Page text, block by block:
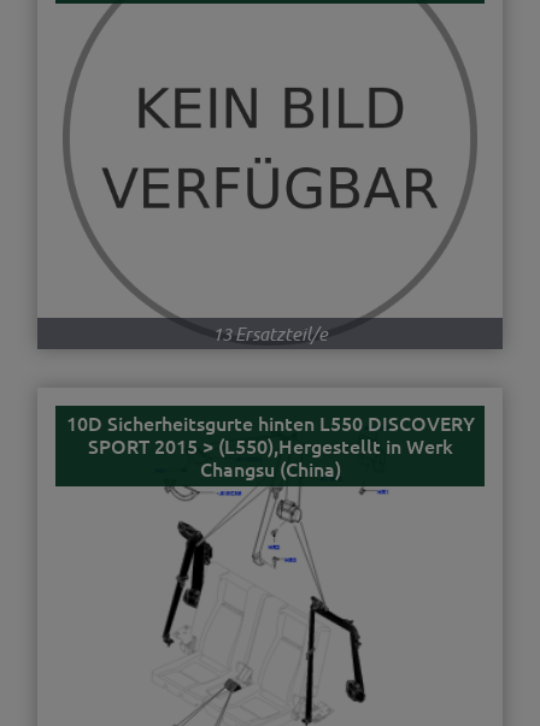
13 Ersatzteil/e
10D Sicherheitsgurte hinten L550 DISCOVERY
SPORT 2015 > (L550),Hergestellt in Werk
Changsu (China)